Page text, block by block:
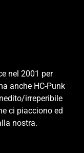
nel 2001 per
anche HC-Punk
irreperibile
ci piacciono ed
nostra.